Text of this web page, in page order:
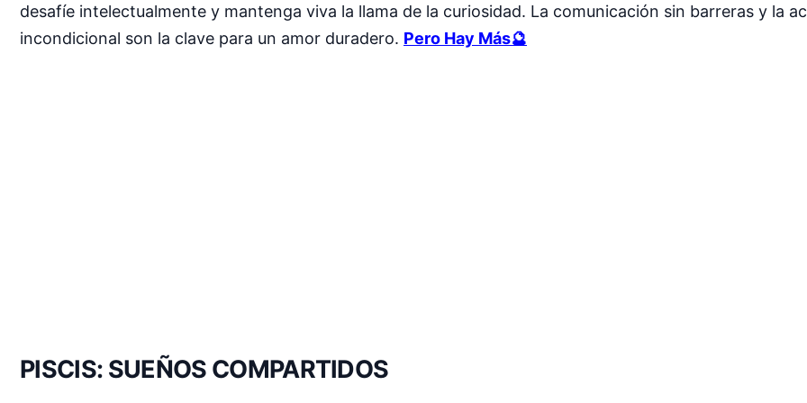
desafíe intelectualmente y mantenga viva la llama de la curiosidad. La comunicación sin barreras y la
incondicional son la clave para un amor duradero. Pero Hay Más🔮
PISCIS: SUEÑOS COMPARTIDOS